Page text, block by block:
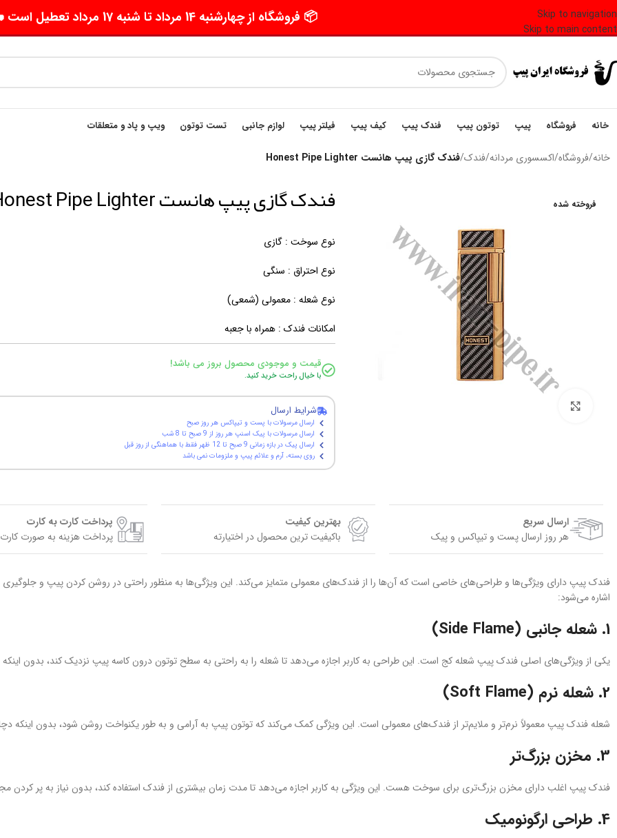
Skip to navigation
Skip to main content
📦 فروشگاه از چهارشنبه 14 مرداد تا شنبه 17 مرداد تعطیل است 🛵
خانه فروشگاه پیپ توتون پیپ فندک پیپ کیف پیپ فیلتر پیپ لوازم جانبی تست توتون ویپ و پاد و متعلقات
خانه/فروشگاه/اکسسوری مردانه/فندک/فندک گازی پیپ هانست Honest Pipe Lighter
فروخته شده فندک گازی پیپ هانست Honest Pipe Lighter
نوع سوخت : گازی
نوع احتراق : سنگی
نوع شعله : معمولی (شمعی)
امکانات فندک : همراه با جعبه
قیمت و موجودی محصول بروز می باشد!
با خیال راحت خرید کنید.
شرایط ارسال
ارسال مرسولات با پست و تیپاکس هر روز صبح
ارسال مرسولات با پیک اسنپ هر روز از 9 صبح تا 8 شب
ارسال پیک در بازه زمانی 9 صبح تا 12 ظهر فقط با هماهنگی از روز قبل
روی بسته، آرم و علائم پیپ و ملزومات نمی باشد
ارسال سریع
هر روز ارسال پست و تیپاکس و پیک
بهترین کیفیت
باکیفیت ترین محصول در اختیارته
پرداخت کارت به کارت
پرداخت هزینه به صورت
فندک‌ پیپ دارای ویژگی‌ها و طراحی‌های خاصی است که آن‌ها را از فندک‌های معمولی متمایز می‌کند. این ویژگی‌ها به منظور راحتی در روشن کردن پیپ و
اشاره می‌شود:
1. شعله جانبی (Side Flame)
یکی از ویژگی‌های اصلی فندک‌ پیپ شعله کج است. این طراحی به کاربر اجازه می‌دهد تا شعله را به راحتی به سطح توتون درون کاسه پیپ نزدیک کند، بدون
2. شعله نرم (Soft Flame)
شعله فندک‌ پیپ معمولاً نرم‌تر و ملایم‌تر از فندک‌های معمولی است. این ویژگی کمک می‌کند که توتون پیپ به آرامی و به طور یکنواخت روشن شود، بدون اینکه
3. مخزن بزرگ‌تر
فندک‌ پیپ اغلب دارای مخزن بزرگ‌تری برای سوخت هست. این ویژگی به کاربر اجازه می‌دهد تا مدت زمان بیشتری از فندک استفاده کند، بدون نیاز به پر کردن
4. طراحی ارگونومیک